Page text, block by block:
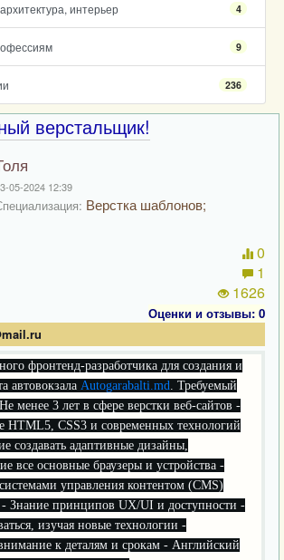
интерьер 4
9
236
верстальщик!
05-2024 12:39
Верстка шаблонов;
0
1
1626
Оценки и отзывы: 0
фронтенд-разработчика для создания и
автовокзала Autogarabalti.md. Требуемый
менее 3 лет в сфере верстки веб-сайтов -
HTML5, CSS3 и современных технологий
создавать адаптивные дизайны,
все основные браузеры и устройства -
управления контентом (CMS)
- Знание принципов UX/UI и доступности -
изучая новые технологии -
к деталям и срокам - Английский